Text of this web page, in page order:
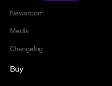
Newsroom
Media
Changelog
Buy